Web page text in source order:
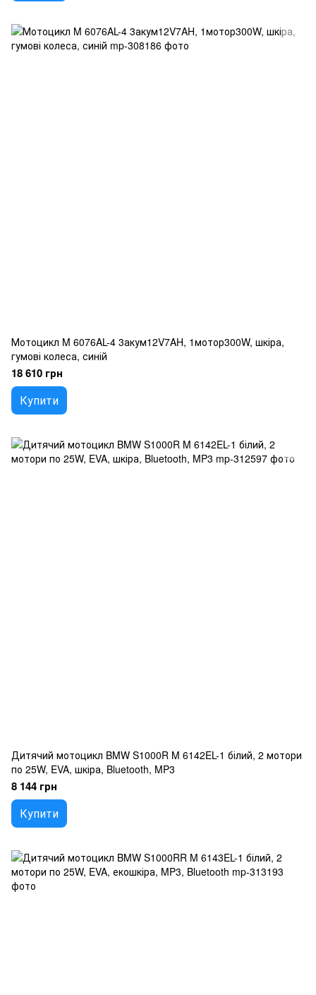
Мотоцикл M 6076AL-4 3акум12V7AH, 1мотор300W, шкіра,
гумові колеса, синій
18 610 грн
Купити
Дитячий мотоцикл BMW S1000R M 6142EL-1 білий, 2 мотори
по 25W, EVA, шкіра, Bluetooth, MP3
8 144 грн
Купити